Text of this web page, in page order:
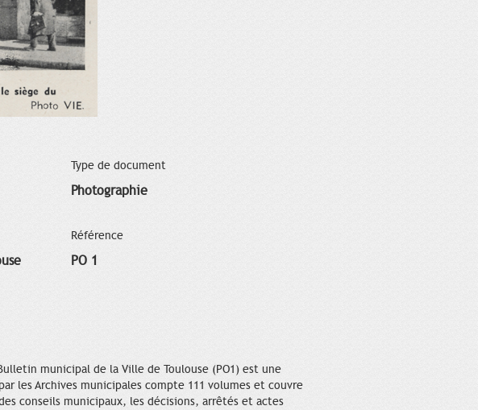
Type de document
Photographie
Référence
PO 1
municipal de la Ville de Toulouse (PO1) est une
les Archives municipales compte 111 volumes et couvre
conseils municipaux, les décisions, arrêtés et actes